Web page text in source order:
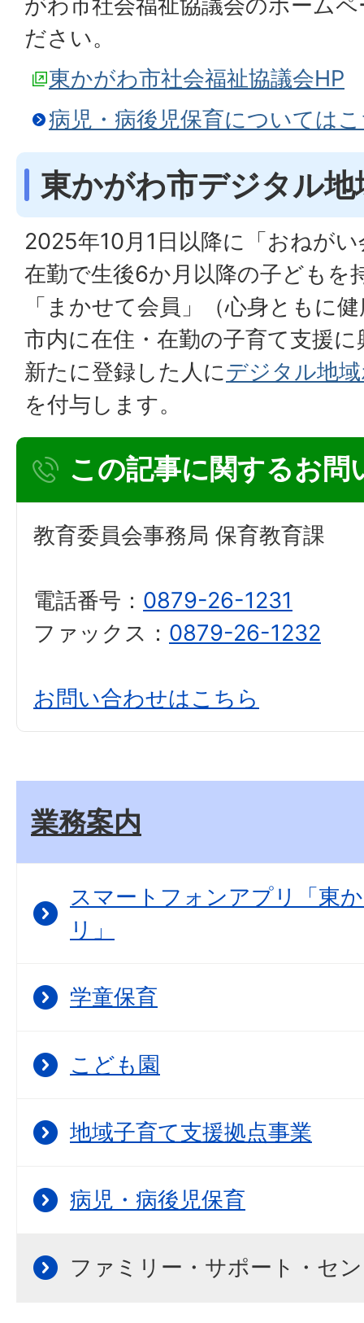
ださい。
東かがわ市社会福祉協議会HP
病児・病後児保育については
東かがわ市デジタル
2025年10月1日以降に「おねが
在勤で生後6か月以降の子どもを
「まかせて会員」（心身ともに
市内に在住・在勤の子育て支援
新たに登録した人にデジタル地
を付与します。
この記事に関するお問
教育委員会事務局 保育教育課
電話番号： 0879-26-1231
ファックス： 0879-26-1232
お問い合わせはこちら
業務案内
スマートフォンアプリ「東
リ」
学童保育
こども園
地域子育て支援拠点事業
病児・病後児保育
ファミリー・サポート・セ